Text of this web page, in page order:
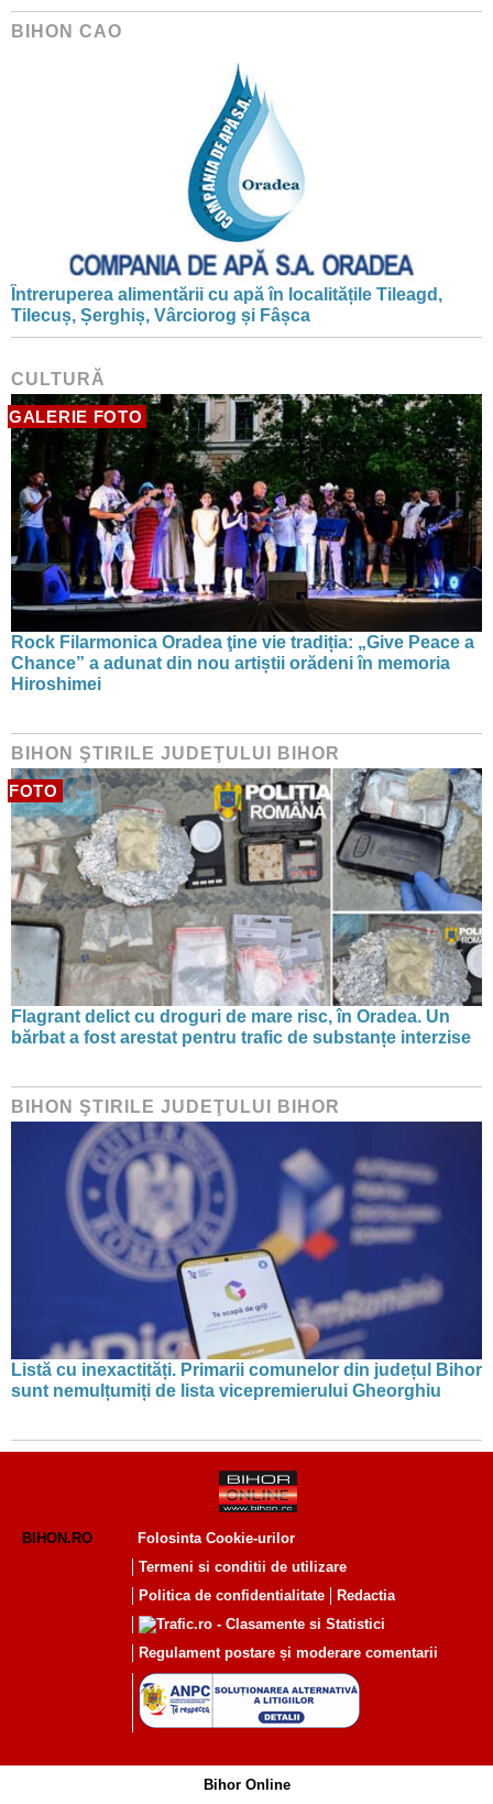
BIHON CAO
Întreruperea alimentării cu apă în localitățile Tileagd,
Tilecuș, Șerghiș, Vârciorog și Fâșca
CULTURĂ
GALERIE FOTO
Rock Filarmonica Oradea ţine vie tradiția: „Give Peace a
Chance” a adunat din nou artiștii orădeni în memoria
Hiroshimei
BIHON ŞTIRILE JUDEŢULUI BIHOR
FOTO
Flagrant delict cu droguri de mare risc, în Oradea. Un
bărbat a fost arestat pentru trafic de substanțe interzise
BIHON ŞTIRILE JUDEŢULUI BIHOR
Listă cu inexactități. Primarii comunelor din județul Bihor
sunt nemulțumiți de lista vicepremierului Gheorghiu
BIHON.RO
Folosinta Cookie-urilor
Termeni si conditii de utilizare
Politica de confidentialitate
Redactia
Regulament postare și moderare comentarii
Bihor Online